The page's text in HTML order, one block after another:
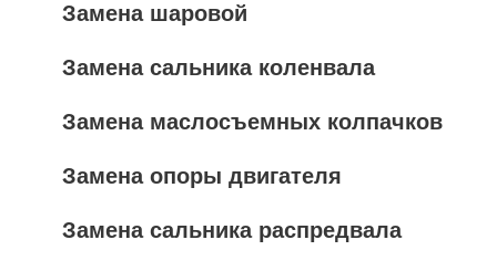
Замена шаровой
Замена сальника коленвала
Замена маслосъемных колпачков
Замена опоры двигателя
Замена сальника распредвала